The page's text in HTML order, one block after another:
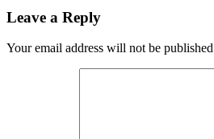
Leave a Reply
Your email address will not be